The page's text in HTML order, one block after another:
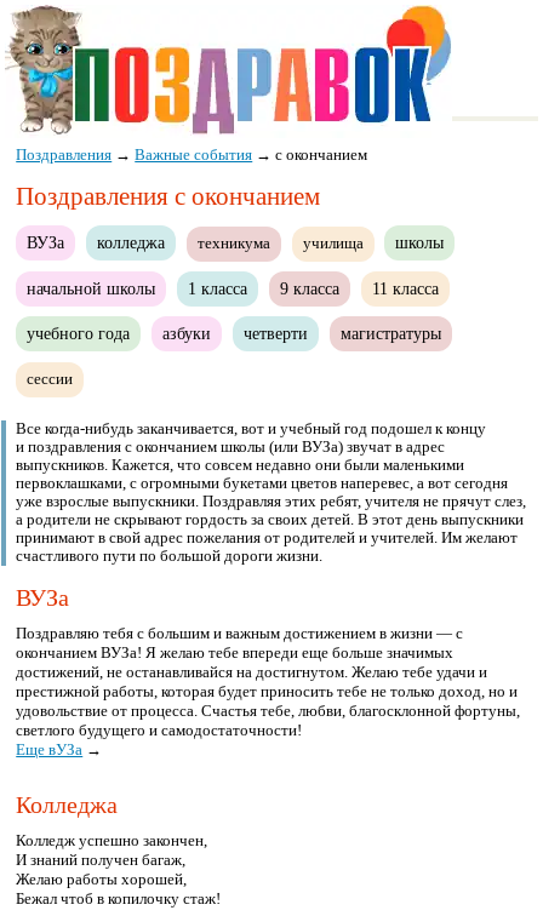
Поздравления →Важные события →с окончанием
Поздравления с окончанием
ВУЗа колледжа техникума училища школы
начальной школы 1 класса 9 класса 11 класса
учебного года азбуки четверти магистратуры
сессии
Все когда-нибудь заканчивается, вот и учебный год подошел к концу
и поздравления с окончанием школы (или ВУЗа) звучат в адрес
выпускников. Кажется, что совсем недавно они были маленькими
первоклашками, с огромными букетами цветов наперевес, а вот сегодня
уже взрослые выпускники. Поздравляя этих ребят, учителя не прячут слез,
а родители не скрывают гордость за своих детей. В этот день выпускники
принимают в свой адрес пожелания от родителей и учителей. Им желают
счастливого пути по большой дороги жизни.
ВУЗа
Поздравляю тебя с большим и важным достижением в жизни — с
окончанием ВУЗа! Я желаю тебе впереди еще больше значимых
достижений, не останавливайся на достигнутом. Желаю тебе удачи и
престижной работы, которая будет приносить тебе не только доход, но и
удовольствие от процесса. Счастья тебе, любви, благосклонной фортуны,
светлого будущего и самодостаточности!
Еще вУЗа →
Колледжа
Колледж успешно закончен,
И знаний получен багаж,
Желаю работы хорошей,
Бежал чтоб в копилочку стаж!